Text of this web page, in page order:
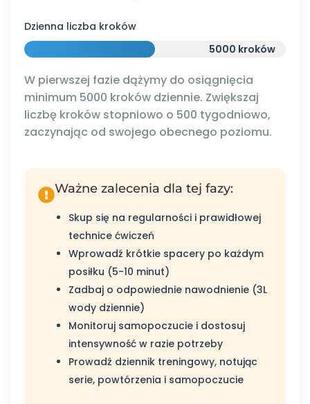
Dzienna liczba kroków
5000 kroków
W pierwszej fazie dążymy do osiągnięcia
minimum 5000 kroków dziennie. Zwiększaj
liczbę kroków stopniowo o 500 tygodniowo,
zaczynając od swojego obecnego poziomu.
Ważne zalecenia dla tej fazy:
Skup się na regularności i prawidłowej
technice ćwiczeń
Wprowadź krótkie spacery po każdym
posiłku (5-10 minut)
Zadbaj o odpowiednie nawodnienie (3L
wody dziennie)
Monitoruj samopoczucie i dostosuj
intensywność w razie potrzeby
Prowadź dziennik treningowy, notując
serie, powtórzenia i samopoczucie